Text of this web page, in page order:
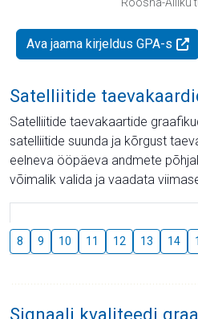
Ava jaama kirjeldus GPA-s
Satelliitide
Satelliitide taevakaartide
satelliitide suunda ja kõrgust
eelneva ööpäeva andmete
võimalik valida ja vaadata
8 9 10 11 12 13 14
Signaali kvaliteedi